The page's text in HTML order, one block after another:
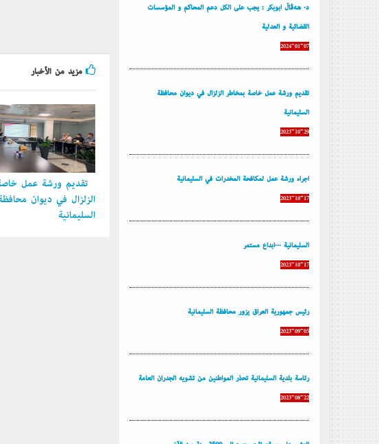
مزيد من الأخبار
تقديم ورشة عمل
الزلزال في ديوان
السليمانية
د. هەڤاڵ أبوبكر : يجب على الكل دعم المحاكم و المؤسسات
القضائية و العدلية
2024-01-07
تقديم ورشة عمل خاصة بمخاطر الزلزال في ديوان محافظة
السليمانية
2023-10-29
إجراء ورشة عمل لمكافحة المخدرات في السليمانية
2023-10-17
السليمانية ...إبداع مستمر
2023-10-17
رئيس جمهورية العراق يزور محافظة السليمانية
2023-09-05
رئاسة بلدية السليمانية تحذر المواطنين من تشويه الجدران العامة
2023-08-22